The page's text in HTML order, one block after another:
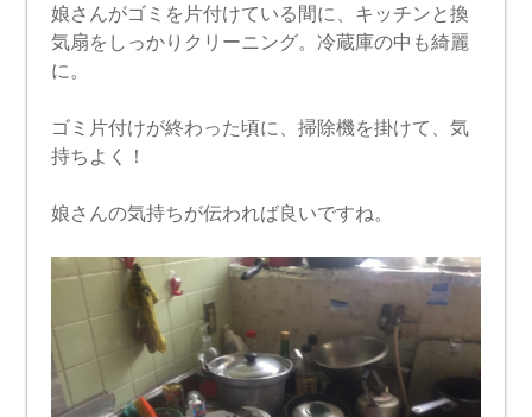
娘さんがゴミを片付けている間に、キッチンと換
気扇をしっかりクリーニング。冷蔵庫の中も綺麗
に。
ゴミ片付けが終わった頃に、掃除機を掛けて、気
持ちよく！
娘さんの気持ちが伝われば良いですね。